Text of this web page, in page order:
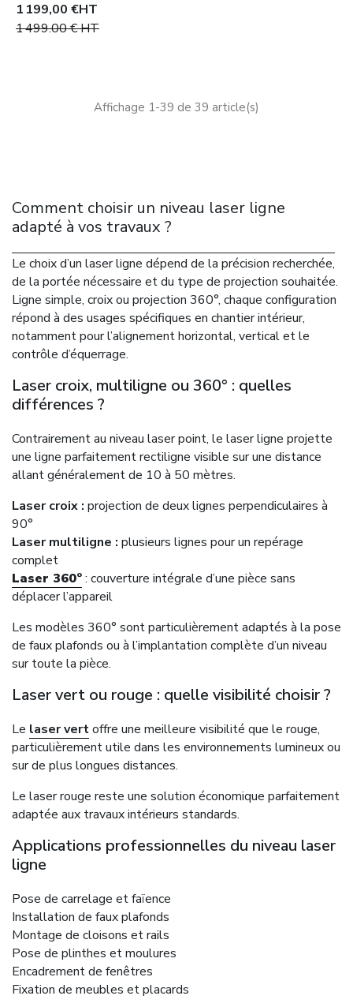
1 199,00 €HT
1 499,00 €HT
Affichage 1-39 de 39 article(s)
Comment choisir un niveau laser ligne
adapté à vos travaux ?
Le choix d’un laser ligne dépend de la précision recherchée,
de la portée nécessaire et du type de projection souhaitée.
Ligne simple, croix ou projection 360°, chaque configuration
répond à des usages spécifiques en chantier intérieur,
notamment pour l’alignement horizontal, vertical et le
contrôle d’équerrage.
Laser croix, multiligne ou 360° : quelles
différences ?
Contrairement au niveau laser point, le laser ligne projette
une ligne parfaitement rectiligne visible sur une distance
allant généralement de 10 à 50 mètres.
Laser croix : projection de deux lignes perpendiculaires à
90°
Laser multiligne : plusieurs lignes pour un repérage
complet
Laser 360°: couverture intégrale d’une pièce sans
déplacer l’appareil
Les modèles 360° sont particulièrement adaptés à la pose
de faux plafonds ou à l’implantation complète d’un niveau
sur toute la pièce.
Laser vert ou rouge : quelle visibilité choisir ?
Le laser vertoffre une meilleure visibilité que le rouge,
particulièrement utile dans les environnements lumineux ou
sur de plus longues distances.
Le laser rouge reste une solution économique parfaitement
adaptée aux travaux intérieurs standards.
Applications professionnelles du niveau laser
ligne
Pose de carrelage et faïence
Installation de faux plafonds
Montage de cloisons et rails
Pose de plinthes et moulures
Encadrement de fenêtres
Fixation de meubles et placards